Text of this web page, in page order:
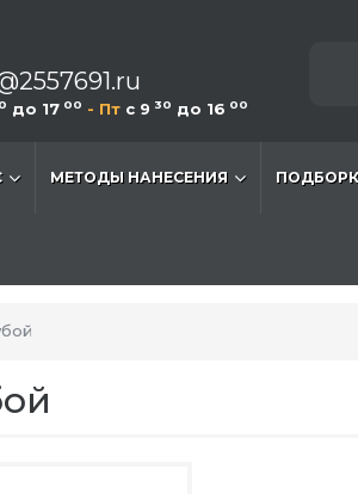
до 17 00 - Пт c 9 30 до 16 00
МЕТОДЫ НАНЕСЕНИЯ